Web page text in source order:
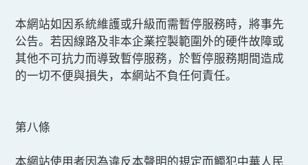
本網站如因系統維護或升級而需暫停服務時，將事先
公告。若因線路及非本企業控製範圍外的硬件故障或
其他不可抗力而導致暫停服務，於暫停服務期間造成
的一切不便與損失，本網站不負任何責任。
第八條
本網站使用者因為違反本聲明的規定而觸犯中華人民